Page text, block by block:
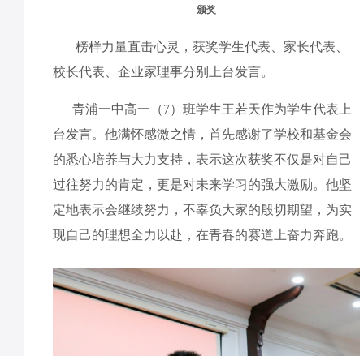
颁奖
榜样力量直击心灵，获奖学生代表、家长代表、
校长代表、企业家理事分别上台发言。
青浦一中高一（7）班学生王若天作为学生代表上
台发言。他满怀感激之情，首先感谢了学校和基金会
的悉心培养与大力支持，表示这次获奖不仅是对自己
过往努力的肯定，更是对未来学习的强大激励。他坚
定地表示会继续努力，不辜负大家的殷切期望，为实
现自己的理想全力以赴，在青春的赛道上奋力奔跑。